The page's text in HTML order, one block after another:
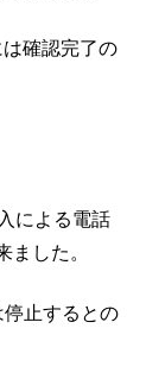
確認完了の
による電話
した。
停止するとの